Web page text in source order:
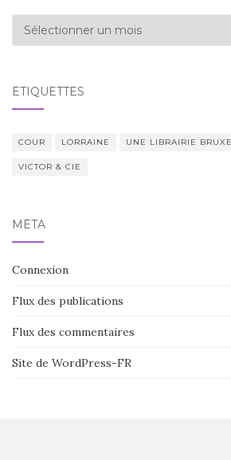
Archives
ÉTIQUETTES
COUR LORRAINE UNE LIBRAIRIE
VICTOR & CIE
MÉTA
Connexion
Flux des publications
Flux des commentaires
Site de WordPress-FR